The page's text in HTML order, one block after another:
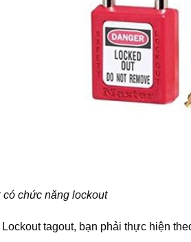
có chức năng lockout
tagout, bạn phải thực hiện